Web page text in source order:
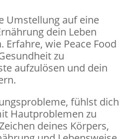
Umstellung auf eine
dein Leben
wie Peace Food
zu
aufzulösen und dein
fühlst dich
Hautproblemen zu
deines Körpers,